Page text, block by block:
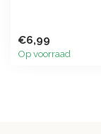
€6,99
Op voorraad